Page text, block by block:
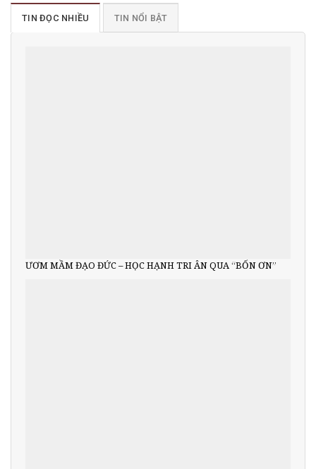
TIN ĐỌC NHIỀU TIN NỔI BẬT
ƯƠM MẦM ĐẠO ĐỨC – HỌC HẠNH TRI ÂN QUA “BỐN ƠN”